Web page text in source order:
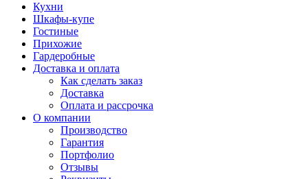
Кухни
Шкафы-купе
Гостиные
Прихожие
Гардеробные
Доставка и оплата
Как сделать заказ
Доставка
Оплата и рассрочка
О компании
Производство
Гарантия
Портфолио
Отзывы